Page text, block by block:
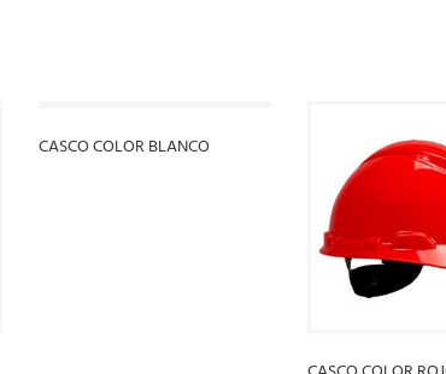
CASCO COLOR BLANCO